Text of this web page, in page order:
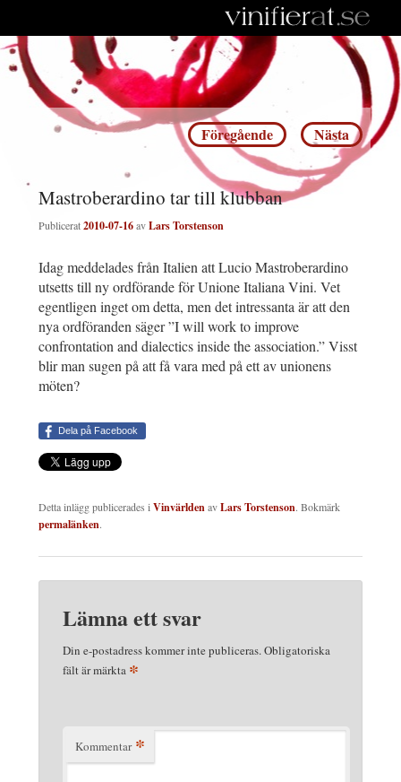
Inläggsnavigering
Föregående Nästa
Mastroberardino tar till klubban
Publicerat2010-07-16avLars Torstenson
Idag meddelades från Italien att Lucio Mastroberardino
utsetts till ny ordförande för Unione Italiana Vini. Vet
egentligen inget om detta, men det intressanta är att den
nya ordföranden säger ”I will work to improve
confrontation and dialectics inside the association.” Visst
blir man sugen på att få vara med på ett av unionens
möten?
Dela på Facebook
Detta inlägg publicerades iVinvärldenavLars Torstenson. Bokmärk
permalänken.
Lämna ett svar
Din e-postadress kommer inte publiceras.Obligatoriska
fält är märkta *
Kommentar *